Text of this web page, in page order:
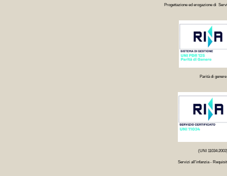
Progettazione ed erogazione di
Parità di genere
(UNI
Servizi all'infanzia -